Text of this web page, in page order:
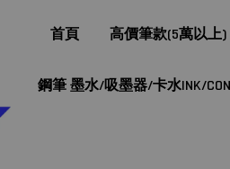
首頁 高價筆款(5萬以上)
鋼筆 墨水/吸墨器/卡水INK/